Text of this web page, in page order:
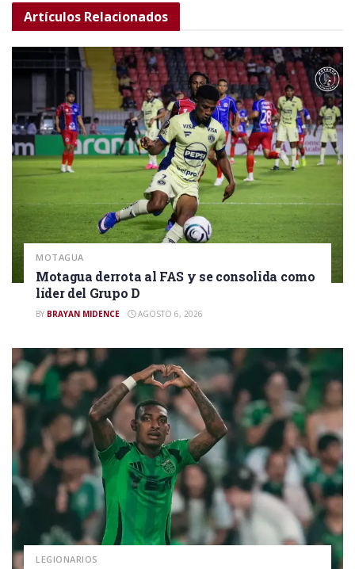
Artículos Relacionados
MOTAGUA
Motagua derrota al FAS y se consolida como
líder del Grupo D
BY BRAYAN MIDENCE AGOSTO 6, 2026
LEGIONARIOS